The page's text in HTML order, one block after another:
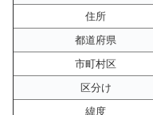
住所
都道府県
市町村区
区分け
緯度